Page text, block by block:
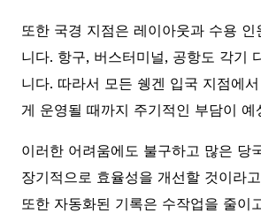
또한 국경 지점은 레이아웃과 수용
니다. 항구, 버스터미널, 공항도 각기
니다. 따라서 모든 쉥겐 입국 지점에
게 운영될 때까지 주기적인 부담이 예
이러한 어려움에도 불구하고 많은 당
장기적으로 효율성을 개선할 것이라
또한 자동화된 기록은 수작업을 줄이